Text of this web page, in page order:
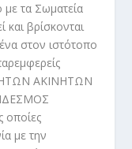
τα Σωματεία
και βρίσκονται
στον ιστότοπο
ΑΚΙΝΗΤΩΝ
οποίες
με την